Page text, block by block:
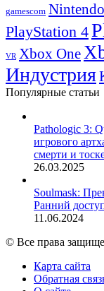
gamescom
PlayStation 4
VR Xbox One
Индустрия
Популярные статьи
Pathologic 3:
игрового
смерти и
26.03.2025
Soulmask:
Ранний
11.06.2024
© Все права
Карта сайта
Обратная